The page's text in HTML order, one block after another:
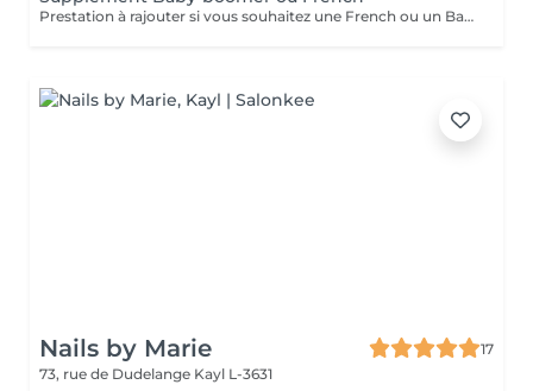
Prestation à rajouter si vous souhaitez une French ou un Baby boomer
Nails by Marie
17
73, rue de Dudelange Kayl L-3631